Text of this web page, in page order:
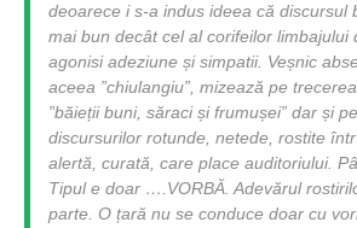
deoarece i s-a indus ideea că discursul
mai bun decât cel al corifeilor limbajului
agonisi adeziune și simpatii. Veșnic
aceea ”chiulangiu”, mizează pe
”băieții buni, săraciși frumușei” dar și
discursurilor rotunde, netede, rostite
alertă, curată, care place auditoriului.
Tipul e doar ….VORBĂ. Adevărul
parte. O țară nu se conduce doar cu